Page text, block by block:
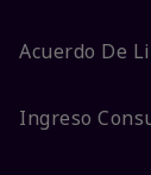
Acuerdo De
Ingreso